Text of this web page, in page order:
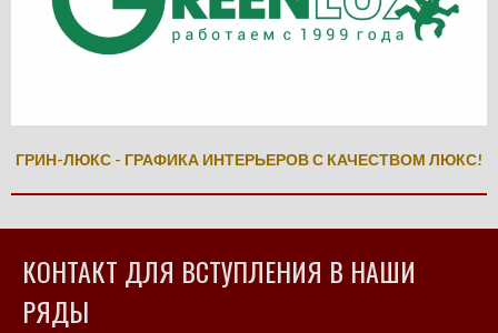
ГРИН-ЛЮКС - ГРАФИКА ИНТЕРЬЕРОВ С КАЧЕСТВОМ ЛЮКС!
КОНТАКТ ДЛЯ ВСТУПЛЕНИЯ В НАШИ
РЯДЫ